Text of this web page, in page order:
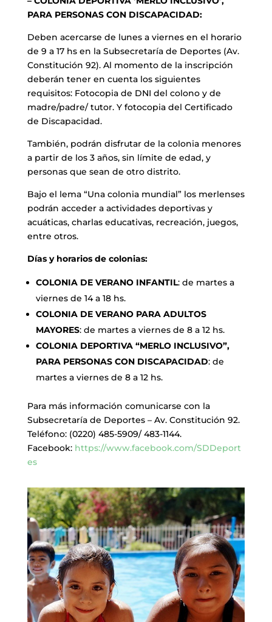
PARA PERSONAS CON DISCAPACIDAD:
Deben acercarse de lunes a viernes en el horario
de 9 a 17 hs en la Subsecretaría de Deportes (Av.
Constitución 92). Al momento de la inscripción
deberán tener en cuenta los siguientes
requisitos: Fotocopia de DNI del colono y de
madre/padre/ tutor. Y fotocopia del Certificado
de Discapacidad.
También, podrán disfrutar de la colonia menores
a partir de los 3 años, sin límite de edad, y
personas que sean de otro distrito.
Bajo el lema “Una colonia mundial” los merlenses
podrán acceder a actividades deportivas y
acuáticas, charlas educativas, recreación, juegos,
entre otros.
Días y horarios de colonias:
COLONIA DE VERANO INFANTIL: de martes a
viernes de 14 a 18 hs.
COLONIA DE VERANO PARA ADULTOS
MAYORES: de martes a viernes de 8 a 12 hs.
COLONIA DEPORTIVA “MERLO INCLUSIVO”,
PARA PERSONAS CON DISCAPACIDAD: de
martes a viernes de 8 a 12 hs.
Para más información comunicarse con la
Subsecretaría de Deportes – Av. Constitución 92.
Teléfono: (0220) 485-5909/ 483-1144.
Facebook: https://www.facebook.com/SDDeport
es